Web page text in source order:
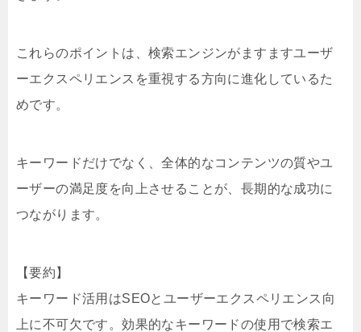
これらのポイントは、検索エンジンがますますユーザ
ーエクスペリエンスを重視する方向に進化しているた
めです。
キーワードだけでなく、全体的なコンテンツの質やユ
ーザーの満足度を向上させることが、長期的な成功に
つながります。
【要約】
キーワード活用はSEOとユーザーエクスペリエンス向
上に不可欠です。効果的なキーワードの使用で検索エ